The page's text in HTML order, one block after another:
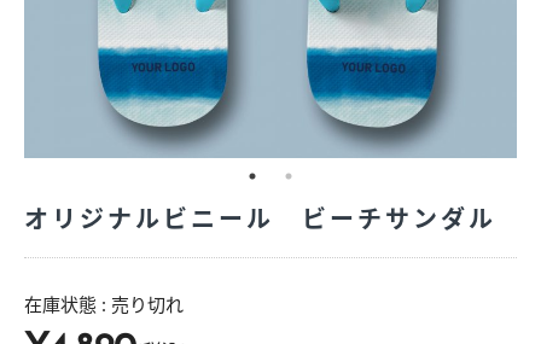
オリジナルビニール ビーチサンダル
在庫状態 : 売り切れ